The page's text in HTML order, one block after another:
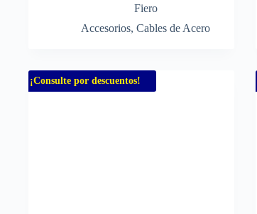
Fiero
Accesorios, Cables de Acero
¡Consulte por descuentos!